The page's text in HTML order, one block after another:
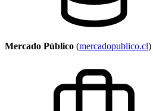
Mercado Público (mercadopublico.cl)